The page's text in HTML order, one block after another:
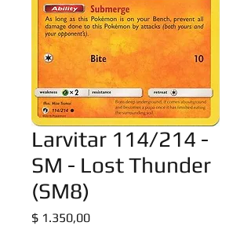
Larvitar 114/214 -
SM - Lost Thunder
(SM8)
$ 1.350,00Precio